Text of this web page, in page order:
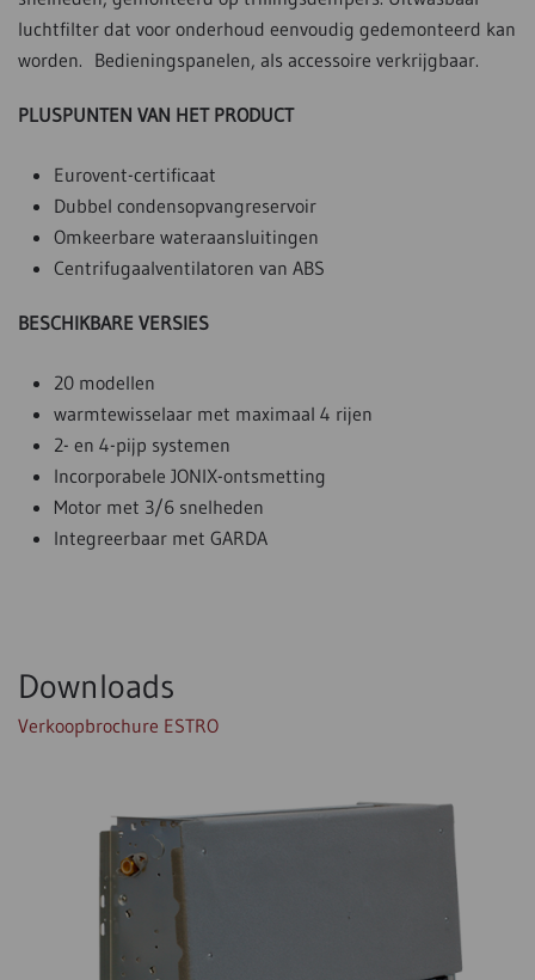
luchtfilter dat voor onderhoud eenvoudig gedemonteerd kan
worden. Bedieningspanelen, als accessoire verkrijgbaar.
PLUSPUNTEN VAN HET PRODUCT
Eurovent-certificaat
Dubbel condensopvangreservoir
Omkeerbare wateraansluitingen
Centrifugaalventilatoren van ABS
BESCHIKBARE VERSIES
20 modellen
warmtewisselaar met maximaal 4 rijen
2- en 4-pijp systemen
Incorporabele JONIX-ontsmetting
Motor met 3/6 snelheden
Integreerbaar met GARDA
Downloads
Verkoopbrochure ESTRO